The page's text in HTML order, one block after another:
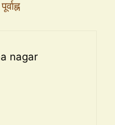
nagar